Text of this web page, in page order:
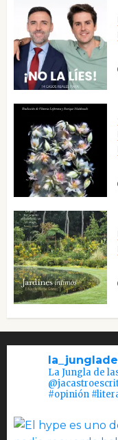
La Jungla de
#opinión